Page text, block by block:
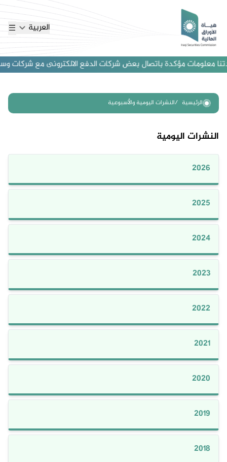
العربية
معلومات مؤكدة باتصال بعض شركات الدفع الالكترونى مع شركات
الرئيسية النشرات اليومية والأسبوعية
النشرات اليومية
2026
2025
2024
2023
2022
2021
2020
2019
2018